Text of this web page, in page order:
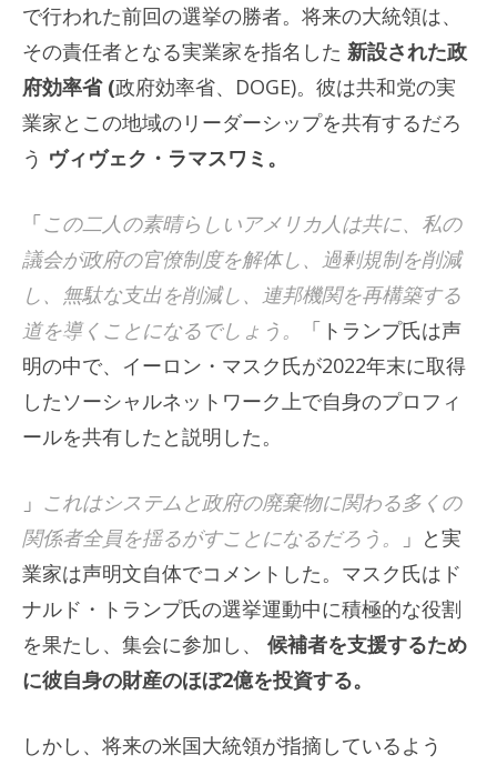
で行われた前回の選挙の勝者。将来の大統領は、
その責任者となる実業家を指名した 新設された政
府効率省 (政府効率省、DOGE)。彼は共和党の実
業家とこの地域のリーダーシップを共有するだろ
う ヴィヴェク・ラマスワミ。
「この二人の素晴らしいアメリカ人は共に、私の
議会が政府の官僚制度を解体し、過剰規制を削減
し、無駄な支出を削減し、連邦機関を再構築する
道を導くことになるでしょう。
「トランプ氏は声
明の中で、イーロン・マスク氏が2022年末に取得
したソーシャルネットワーク上で自身のプロフィ
ールを共有したと説明した。
」 これはシステムと政府の廃棄物に関わる多くの
関係者全員を揺るがすことになるだろう。
」と実
業家は声明文自体でコメントした。マスク氏はド
ナルド・トランプ氏の選挙運動中に積極的な役割
を果たし、集会に参加し、 候補者を支援するため
に彼自身の財産のほぼ2億を投資する。
しかし、将来の米国大統領が指摘しているよう